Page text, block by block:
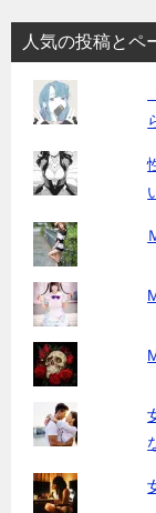
ビ
ゲ
人気の投稿とペ